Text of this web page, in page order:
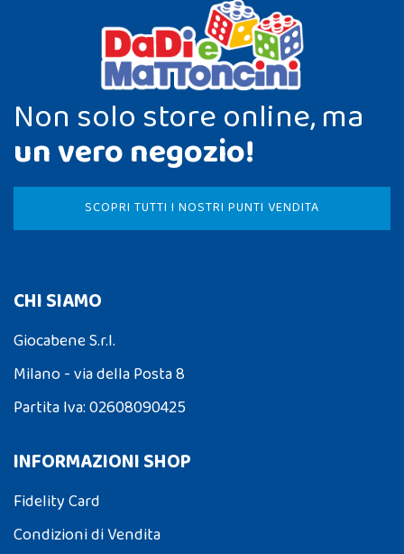
Non solo store online, ma
un vero negozio!
SCOPRI TUTTI I NOSTRI PUNTI VENDITA
CHI SIAMO
Giocabene S.r.l.
Milano - via della Posta 8
Partita Iva: 02608090425
INFORMAZIONI SHOP
Fidelity Card
Condizioni di Vendita